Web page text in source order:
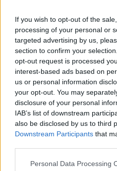
If you wish to opt-out of the
processing of your personal or
targeted advertising by us,
section to confirm your
opt-out request is processed
interest-based ads based on
us or personal information
your opt-out. You may
disclosure of your personal
IAB’s list of downstream
also be disclosed by us to third
Downstream Participants that
Please note that this website/
Personal Data Processing
«Με βοήθησε η αγκαλιά
έλεγα τα πάντα. Εκεί